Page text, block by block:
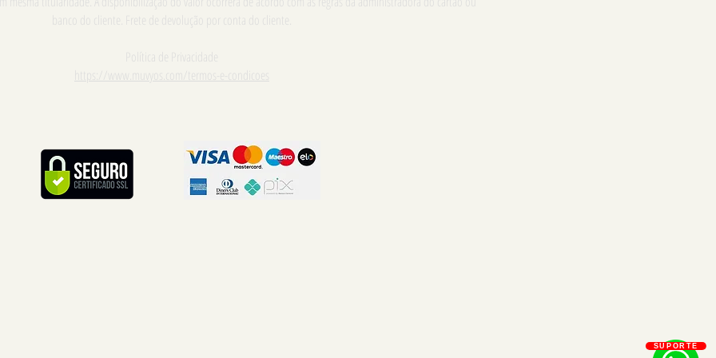
banco do cliente. Frete de devolução por conta do cliente.
Política de Privacidade
https://www.muvyos.com/termos-e-condicoes
SUPORTE